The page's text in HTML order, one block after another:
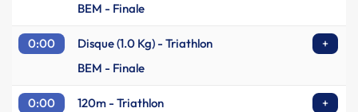
BEM - Finale
0:00 Disque (1.0 Kg) - Triathlon
+
BEM - Finale
0:00 120m - Triathlon
+